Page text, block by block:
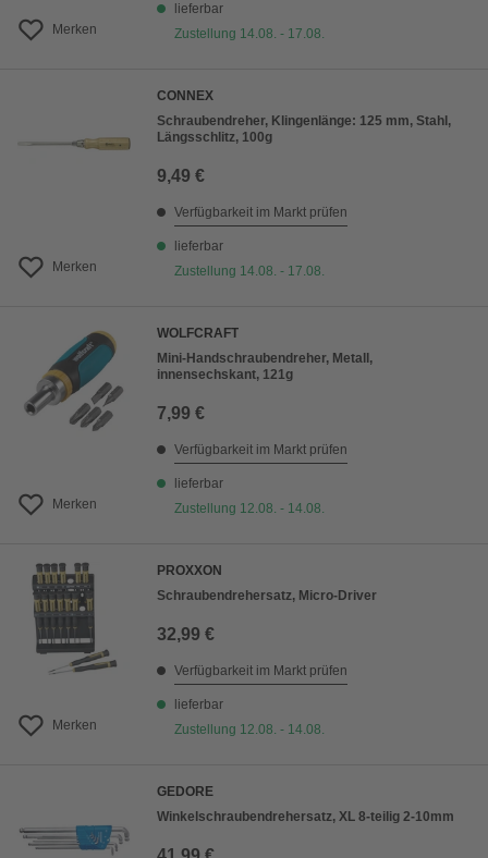
Merken
lieferbar
Zustellung 14.08. - 17.08.
Merken
CONNEX
Schraubendreher, Klingenlänge: 125 mm, Stahl,
Längsschlitz, 100g
9,49 €
Verfügbarkeit im Markt prüfen
lieferbar
Zustellung 14.08. - 17.08.
Merken
WOLFCRAFT
Mini-Handschraubendreher, Metall,
innensechskant, 121g
7,99 €
Verfügbarkeit im Markt prüfen
lieferbar
Zustellung 12.08. - 14.08.
Merken
PROXXON
Schraubendrehersatz, Micro-Driver
32,99 €
Verfügbarkeit im Markt prüfen
lieferbar
Zustellung 12.08. - 14.08.
GEDORE
Winkelschraubendrehersatz, XL 8-teilig 2-10mm